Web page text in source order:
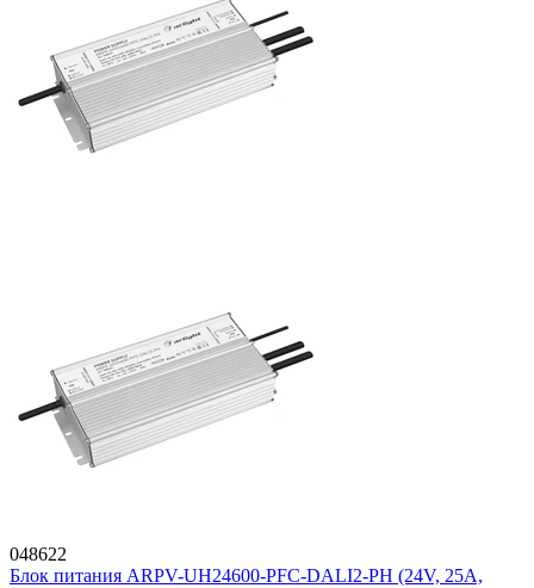
048622
Блок питания ARPV-UH24600-PFC-DALI2-PH (24V, 25A,